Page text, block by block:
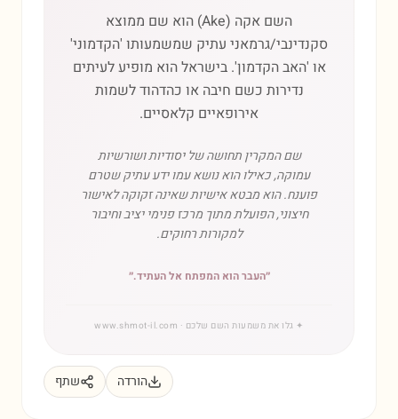
השם אקה (Ake) הוא שם ממוצא
סקנדינבי/גרמאני עתיק שמשמעותו 'הקדמוני'
או 'האב הקדמון'. בישראל הוא מופיע לעיתים
נדירות כשם חיבה או כהדהוד לשמות
אירופאיים קלאסיים.
שם המקרין תחושה של יסודיות ושורשיות
עמוקה, כאילו הוא נושא עמו ידע עתיק שטרם
פוענח. הוא מבטא אישיות שאינה זקוקה לאישור
חיצוני, הפועלת מתוך מרכז פנימי יציב וחיבור
למקורות רחוקים.
״העבר הוא המפתח אל העתיד.״
✦ גלו את משמעות השם שלכם · www.shmot-il.com
הורדה שתף